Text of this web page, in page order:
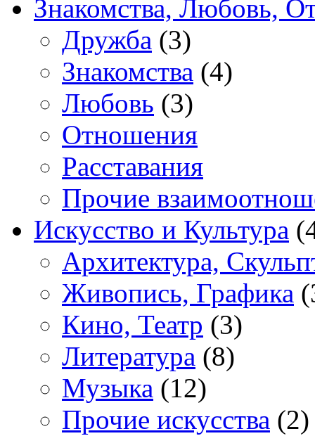
Знакомства, Любовь,
Дружба (3)
Знакомства (4)
Любовь (3)
Отношения
Расставания
Прочие
Искусство и Культура
Архитектура,
Живопись, Графика
Кино, Театр (3)
Литература (8)
Музыка (12)
Прочие искусства (2)